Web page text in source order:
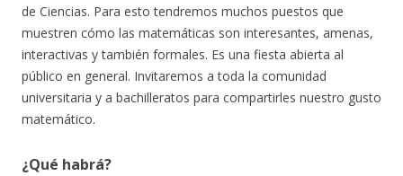
de Ciencias. Para esto tendremos muchos puestos que
muestren cómo las matemáticas son interesantes, amenas,
interactivas y también formales. Es una fiesta abierta al
público en general. Invitaremos a toda la comunidad
universitaria y a bachilleratos para compartirles nuestro gusto
matemático.
¿Qué habrá?